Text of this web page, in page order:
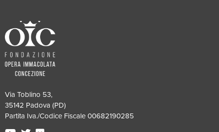
Via Toblino 53,
35142 Padova (PD)
Partita Iva./Codice Fiscale 00682190285